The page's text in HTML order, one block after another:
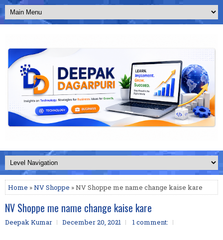
Home »NV Shoppe » NV Shoppe me name change kaise kare
NV Shoppe me name change kaise kare
Deepak Kumar December 20, 2021 1 comment: